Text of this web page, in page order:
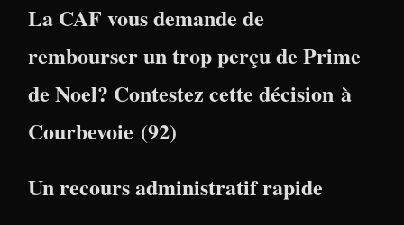
La CAF vous demande de
rembourser un trop perçu de Prime
de Noel? Contestez cette décision à
Courbevoie (92)
Un recours administratif rapide